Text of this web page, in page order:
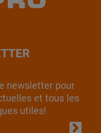
newsletter pour
et tous les
utiles!